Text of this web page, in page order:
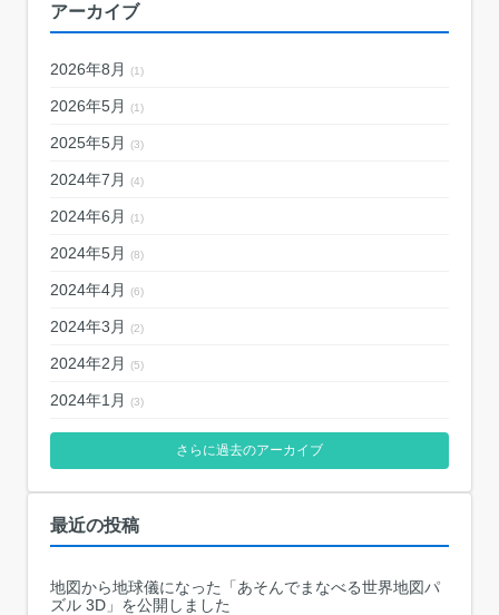
アーカイブ
2026年8月 (1)
2026年5月 (1)
2025年5月 (3)
2024年7月 (4)
2024年6月 (1)
2024年5月 (8)
2024年4月 (6)
2024年3月 (2)
2024年2月 (5)
2024年1月 (3)
さらに過去のアーカイブ
最近の投稿
地図から地球儀になった「あそんでまなべる世界地図パ
ズル 3D」を公開しました